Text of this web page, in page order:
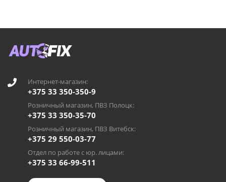
Интернет-магазин:
+375 33 350-350-9
Розничный магазин, ПВЗ Полоцк:
+375 33 350-35-70
Розничный магазин, ПВЗ Витебск:
+375 29 550-03-77
Отдел по работе с юр. лицами:
+375 33 66-99-511